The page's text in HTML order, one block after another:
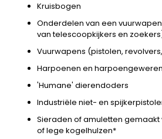
Kruisbogen
Onderdelen van een
van telescoopkijkers en
Vuurwapens (pistolen,
Harpoenen en harpoengeweren
'Humane' dierendoders
Industriële niet- en
Sieraden of amuletten
of lege kogelhulzen*